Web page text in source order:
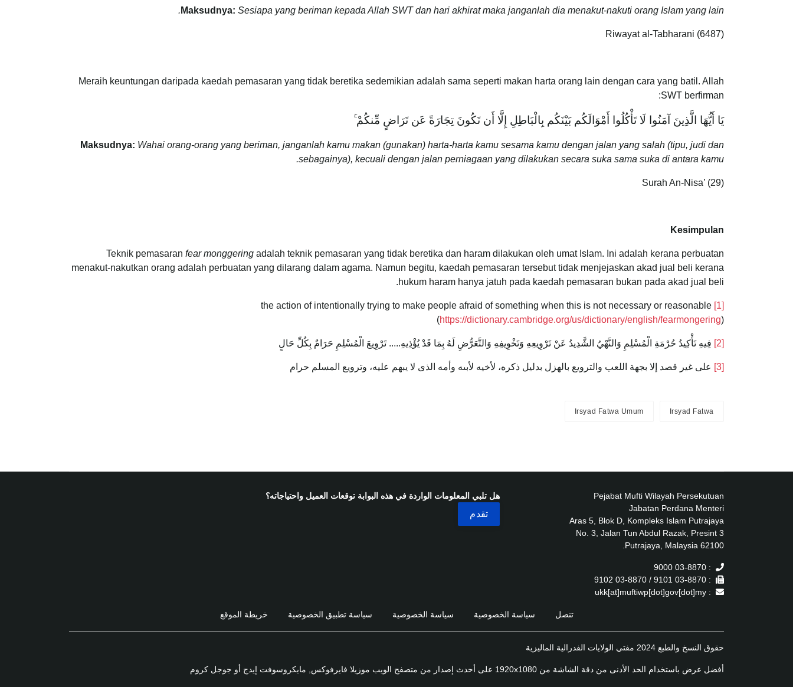
Maksudnya: Sesiapa yang beriman kepada Allah SWT dan hari akhirat maka janganlah dia menakut-nakuti orang Islam yang lain.
Riwayat al-Tabharani (6487)
Meraih keuntungan daripada kaedah pemasaran yang tidak beretika sedemikian adalah sama seperti makan harta orang lain dengan cara yang batil. Allah
SWT berfirman:
يَا أَيُّهَا الَّذِينَ آمَنُوا لَا تَأْكُلُوا أَمْوَالَكُم بَيْنَكُم بِالْبَاطِلِ إِلَّا أَن تَكُونَ تِجَارَةً عَن تَرَاضٍ مِّنكُمْ ۚ
Maksudnya: Wahai orang-orang yang beriman, janganlah kamu makan (gunakan) harta-harta kamu sesama kamu dengan jalan yang salah (tipu, judi dan
sebagainya), kecuali dengan jalan perniagaan yang dilakukan secara suka sama suka di antara kamu.
Surah An-Nisa’ (29)
Kesimpulan
Teknik pemasaran fear monggering adalah teknik pemasaran yang tidak beretika dan haram dilakukan oleh umat Islam. Ini adalah kerana perbuatan
menakut-nakutkan orang adalah perbuatan yang dilarang dalam agama. Namun begitu, kaedah pemasaran tersebut tidak menjejaskan akad jual beli kerana
hukum haram hanya jatuh pada kaedah pemasaran bukan pada akad jual beli.
[1]
the action of intentionally trying to make people afraid of something when this is not necessary or reasonable
(https://dictionary.cambridge.org/us/dictionary/english/fearmongering)
[2] فِيهِ تَأْكِيدُ حُرْمَةِ الْمُسْلِمِ وَالنَّهْيُ الشَّدِيدُ عَنْ تَرْوِيعِهِ وَتَخْوِيفِهِ وَالتَّعَرُّضِ لَهُ بِمَا قَدْ يُؤْذِيهِ..... تَرْوِيعَ ‌الْمُسْلِمِ ‌حَرَامٌ بِكُلِّ حَالٍ
[3] على غير قصد إلا بجهة اللعب والترويع بالهزل بدليل ذكره، لأخيه لأبىه وأمه الذى لا يبهم عليه، وترويع المسلم حرام
Irsyad Fatwa
Irsyad Fatwa Umum
Pejabat Mufti Wilayah Persekutuan
Jabatan Perdana Menteri
Aras 5, Blok D, Kompleks Islam Putrajaya
No. 3, Jalan Tun Abdul Razak, Presint 3
62100 Putrajaya, Malaysia.
: 03-8870 9000
: 03-8870 9101 / 03-8870 9102
: ukk[at]muftiwp[dot]gov[dot]my
هل تلبي المعلومات الواردة في هذه البوابة توقعات العميل واحتياجاته؟
تنصل سياسة الخصوصية سياسة الخصوصية سياسة تطبيق الخصوصية خريطة الموقع
حقوق النسخ والطبع 2024 مفتي الولايات الفدرالية الماليزية
أفضل عرض باستخدام الحد الأدنى من دقة الشاشة من 1920x1080 على أحدث إصدار من متصفح الويب موزيلا فايرفوكس, مايكروسوفت إيدج أو جوجل كروم